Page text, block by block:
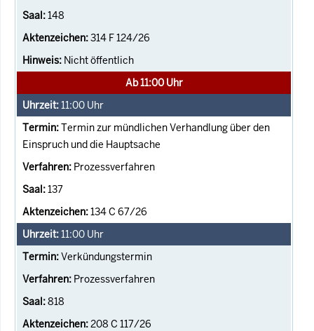
148
314 F 124/26
Nicht öffentlich
Ab 11:00 Uhr
11:00 Uhr
Termin zur mündlichen Verhandlung über den
Einspruch und die Hauptsache
Prozessverfahren
137
134 C 67/26
11:00 Uhr
Verkündungstermin
Prozessverfahren
818
208 C 117/26